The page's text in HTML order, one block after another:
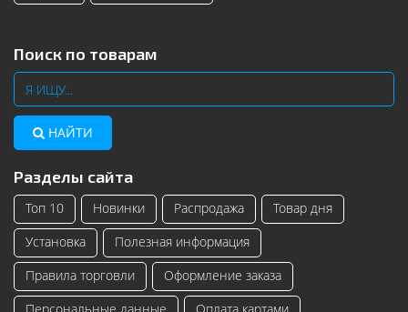
Поиск по товарам
НАЙТИ
Разделы сайта
Топ 10 Новинки Распродажа
Товар дня
Установка
Полезная информация
Правила торговли
Оформление заказа